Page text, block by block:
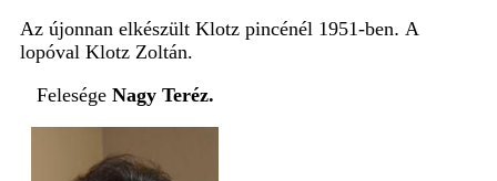
Az újonnan elkészült Klotz pincénél 1951-ben. A
lopóval Klotz Zoltán.
Felesége Nagy Teréz.